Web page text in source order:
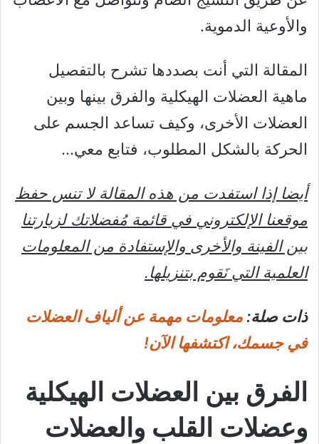
والأوعية الدموية.
المقالة التي أنت بصددها تشرح بالتفصيل
ماهية العضلات الهيكلية والفرق بينها وبين
العضلات الأخرى، وكيف تساعد الجسم على
الحركة بالشكل المطلوب، فتابع معي…
أيضا إذا استفدت من هذه المقالة لا تنس حفظ
موقعنا الإلكتروني في قائمة مُفضلاتك لزيارتنا
بين الفينة والأخرى والإستفادة من المعلومات
العلمية التي نَقوم بتنزيلها.
ذات صلة:معلومات مهمة عن ألياف العضلات
في جسمك، اكتشفها الآن!
الفرق بين العضلات الهيكلية
وعضلات القلب والعضلات